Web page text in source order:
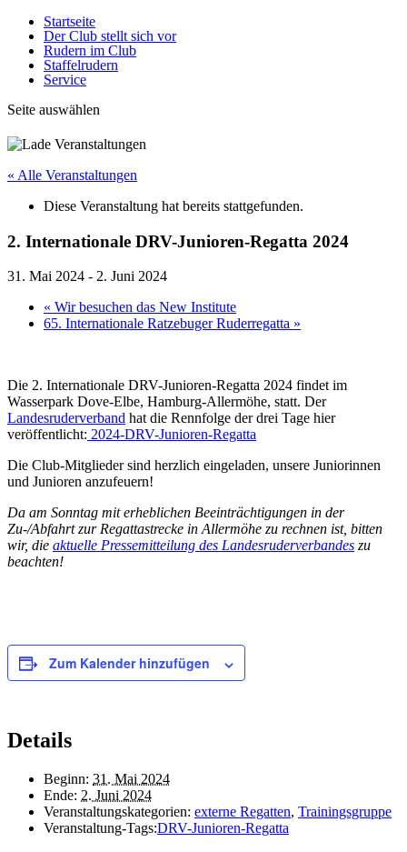
Startseite
Der Club stellt sich vor
Rudern im Club
Staffelrudern
Service
Seite auswählen
« Alle Veranstaltungen
Diese Veranstaltung hat bereits stattgefunden.
2. Internationale DRV-Junioren-Regatta 2024
31. Mai 2024 - 2. Juni 2024
« Wir besuchen das New Institute
65. Internationale Ratzebuger Ruderregatta »
Die 2. Internationale DRV-Junioren-Regatta 2024 findet im
Wasserpark Dove-Elbe, Hamburg-Allermöhe, statt. Der
Landesruderverband hat die Rennfolge der drei Tage hier
veröffentlicht: 2024-DRV-Junioren-Regatta
Die Club-Mitglieder sind herzlich eingeladen, unsere Juniorinnen
und Junioren anzufeuern!
Da am Sonntag mit erheblichen Beeinträchtigungen in der
Zu-/Abfahrt zur Regattastrecke in Allermöhe zu rechnen ist, bitten
wir, die aktuelle Pressemitteilung des Landesruderverbandes zu
beachten!
Zum Kalender hinzufügen
Details
Beginn: 31. Mai 2024
Ende: 2. Juni 2024
Veranstaltungskategorien: externe Regatten, Trainingsgruppe
Veranstaltung-Tags:DRV-Junioren-Regatta